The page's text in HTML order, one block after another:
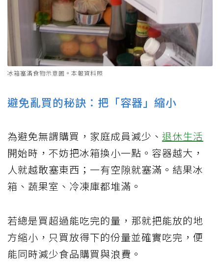
冰箱塞滿食物示意圖。本報資料照
避免亂買的秘訣：把「容器」縮小
為避免無謂購買，家庭成員減少、 退休生活
開始時，不妨把冰箱換小一點。容器越大，
人就越敢塞東西；一有空隙就塞滿。結果冰
箱、蔬果室、冷凍庫都堆滿。
若總是買超過能吃完的量，那就把能放的地
方縮小，只買放得下的份量並確實吃完，便
能同時減少食品購買與浪費。